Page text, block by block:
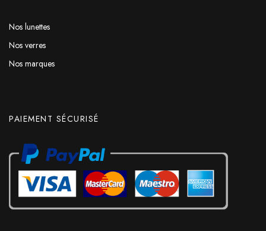
Nos lunettes
Nos verres
Nos marques
PAIEMENT SÉCURISÉ